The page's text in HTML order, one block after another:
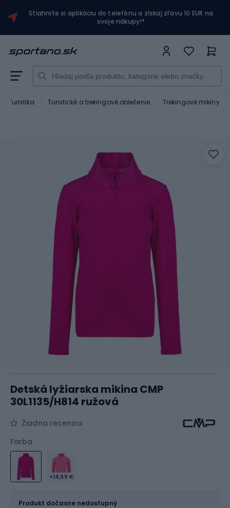
Stiahnite si aplikáciu do telefónu a získaj zľavu 10 EUR na
svoje nákupy!*
Turistika Turistické a trekingové oblečenie Trekingové mikiny
Detská lyžiarska mikina CMP
30L1135/H814 ružová
Žiadna recenzia
Farba
+14,99 €
Produkt dočasne nedostupný